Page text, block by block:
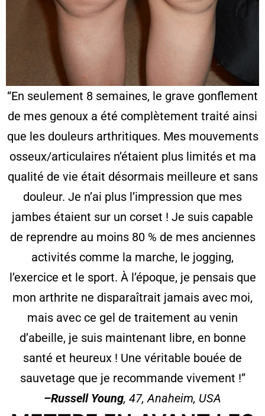
“En seulement 8 semaines, le grave gonflement
de mes genoux a été complètement traité ainsi
que les douleurs arthritiques. Mes mouvements
osseux/articulaires n’étaient plus limités et ma
qualité de vie était désormais meilleure et sans
douleur. Je n’ai plus l’impression que mes
jambes étaient sur un corset ! Je suis capable
de reprendre au moins 80 % de mes anciennes
activités comme la marche, le jogging,
l’exercice et le sport. À l’époque, je pensais que
mon arthrite ne disparaîtrait jamais avec moi,
mais avec ce gel de traitement au venin
d’abeille, je suis maintenant libre, en bonne
santé et heureux ! Une véritable bouée de
sauvetage que je recommande vivement !”
–Russell Young, 47, Anaheim, USA